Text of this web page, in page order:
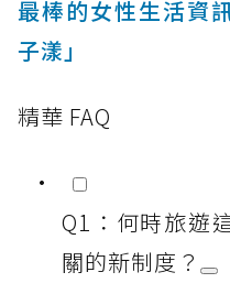
最棒的女性生活資
子漾」
精華 FAQ
Q1：何時旅遊
關的新制度？